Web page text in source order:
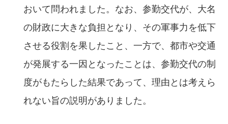
おいて問われました。なお、参勤交代が、大名
の財政に大きな負担となり、その軍事力を低下
させる役割を果したこと、一方で、都市や交通
が発展する一因となったことは、参勤交代の制
度がもたらした結果であって、理由とは考えら
れない旨の説明がありました。